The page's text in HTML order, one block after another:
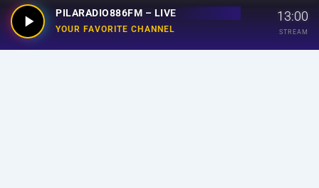
PILARADIO886FM – LIVE
YOUR FAVORITE CHANNEL
13:00
STREAM